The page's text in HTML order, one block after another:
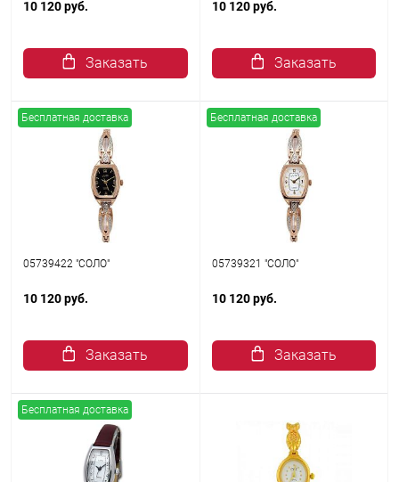
10 120 руб.
Заказать
10 120 руб.
Заказать
Бесплатная доставка
05739422 "СОЛО"
10 120 руб.
Заказать
Бесплатная доставка
05739321 "СОЛО"
10 120 руб.
Заказать
Бесплатная доставка